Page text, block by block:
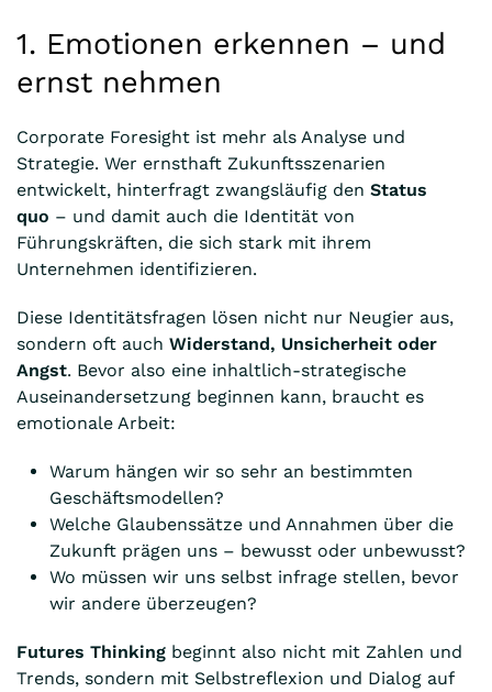
1. Emotionen erkennen – und
ernst nehmen
Corporate Foresight ist mehr als Analyse und
Strategie. Wer ernsthaft Zukunftsszenarien
entwickelt, hinterfragt zwangsläufig den Status
quo – und damit auch die Identität von
Führungskräften, die sich stark mit ihrem
Unternehmen identifizieren.
Diese Identitätsfragen lösen nicht nur Neugier aus,
sondern oft auch Widerstand, Unsicherheit oder
Angst. Bevor also eine inhaltlich-strategische
Auseinandersetzung beginnen kann, braucht es
emotionale Arbeit:
Warum hängen wir so sehr an bestimmten
Geschäftsmodellen?
Welche Glaubenssätze und Annahmen über die
Zukunft prägen uns – bewusst oder unbewusst?
Wo müssen wir uns selbst infrage stellen, bevor
wir andere überzeugen?
Futures Thinking beginnt also nicht mit Zahlen und
Trends, sondern mit Selbstreflexion und Dialog auf